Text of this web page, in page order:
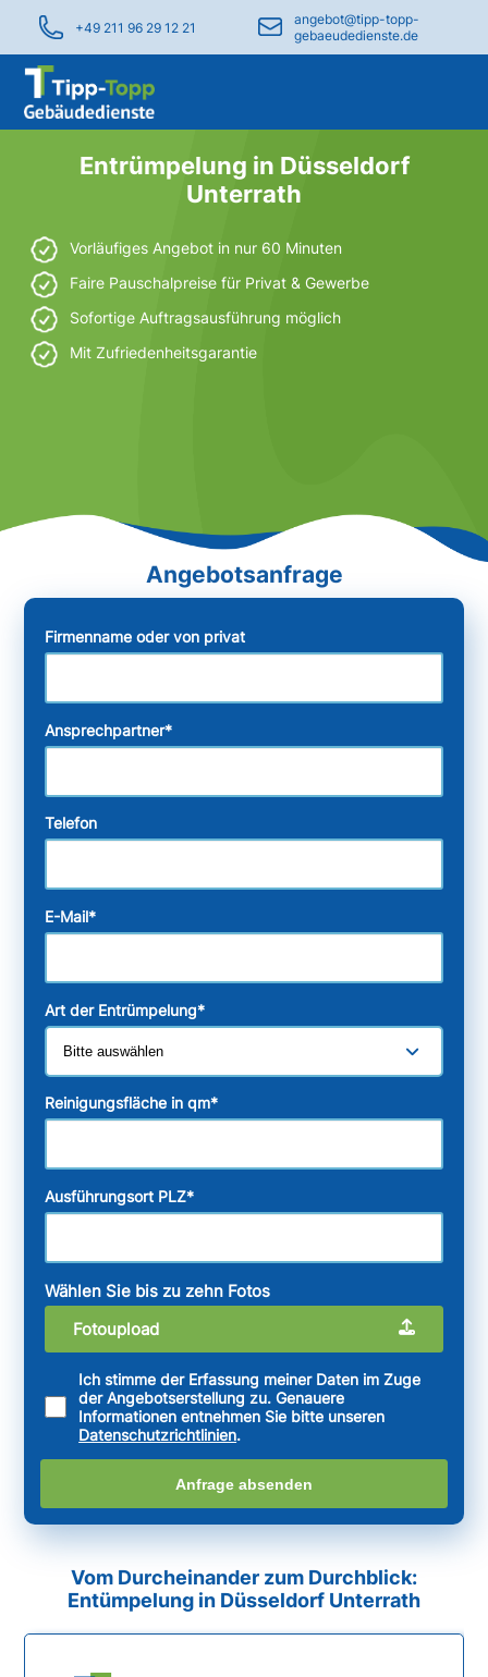
+49 211 96 29 12 21
angebot@tipp-topp-
gebaeudedienste.de
Entrümpelung in Düsseldorf
Unterrath
Vorläufiges Angebot in nur 60 Minuten
Faire Pauschalpreise für Privat & Gewerbe
Sofortige Auftragsausführung möglich
Mit Zufriedenheitsgarantie
Firmenname oder von privat
Ansprechpartner*
Telefon
E-Mail*
Art der Entrümpelung*
Reinigungsfläche in qm*
Ausführungsort PLZ*
Wählen Sie bis zu zehn Fotos
Fotoupload
Ich stimme der Erfassung meiner Daten im Zuge
der Angebotserstellung zu. Genauere
Informationen entnehmen Sie bitte unseren
Datenschutzrichtlinien.
Anfrage absenden
Vom Durcheinander zum Durchblick:
Entümpelung in Düsseldorf Unterrath